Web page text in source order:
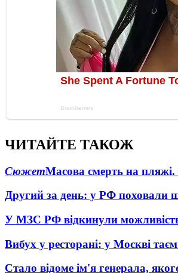
ЧИТАЙТЕ ТАКОЖ
СюжетМасова смерть на
Другий за день: у РФ поховали
У МЗС РФ відкинули
Вибух у ресторані: у Москві
Стало відоме ім'я генерала,